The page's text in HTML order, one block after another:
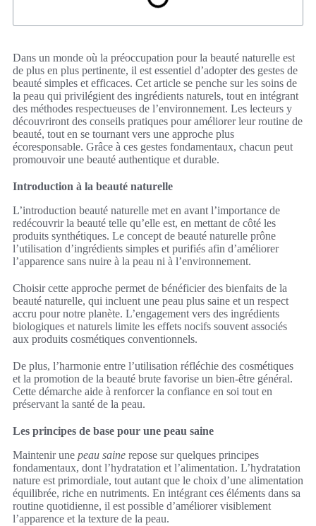
Dans un monde où la préoccupation pour la beauté naturelle est
de plus en plus pertinente, il est essentiel d’adopter des gestes de
beauté simples et efficaces. Cet article se penche sur les soins de
la peau qui privilégient des ingrédients naturels, tout en intégrant
des méthodes respectueuses de l’environnement. Les lecteurs y
découvriront des conseils pratiques pour améliorer leur routine de
beauté, tout en se tournant vers une approche plus
écoresponsable. Grâce à ces gestes fondamentaux, chacun peut
promouvoir une beauté authentique et durable.
Introduction à la beauté naturelle
L’introduction beauté naturelle met en avant l’importance de
redécouvrir la beauté telle qu’elle est, en mettant de côté les
produits synthétiques. Le concept de beauté naturelle prône
l’utilisation d’ingrédients simples et purifiés afin d’améliorer
l’apparence sans nuire à la peau ni à l’environnement.
Choisir cette approche permet de bénéficier des bienfaits de la
beauté naturelle, qui incluent une peau plus saine et un respect
accru pour notre planète. L’engagement vers des ingrédients
biologiques et naturels limite les effets nocifs souvent associés
aux produits cosmétiques conventionnels.
De plus, l’harmonie entre l’utilisation réfléchie des cosmétiques
et la promotion de la beauté brute favorise un bien-être général.
Cette démarche aide à renforcer la confiance en soi tout en
préservant la santé de la peau.
Les principes de base pour une peau saine
Maintenir une peau saine repose sur quelques principes
fondamentaux, dont l’hydratation et l’alimentation. L’hydratation
nature est primordiale, tout autant que le choix d’une alimentation
équilibrée, riche en nutriments. En intégrant ces éléments dans sa
routine quotidienne, il est possible d’améliorer visiblement
l’apparence et la texture de la peau.